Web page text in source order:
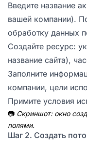
Введите название
вашей компании).
обработку данных
Создайте ресурс:
название сайта),
Заполните
компании, цели
Примите условия
📷 Скриншот: окно
полями.
Шаг 2. Создать